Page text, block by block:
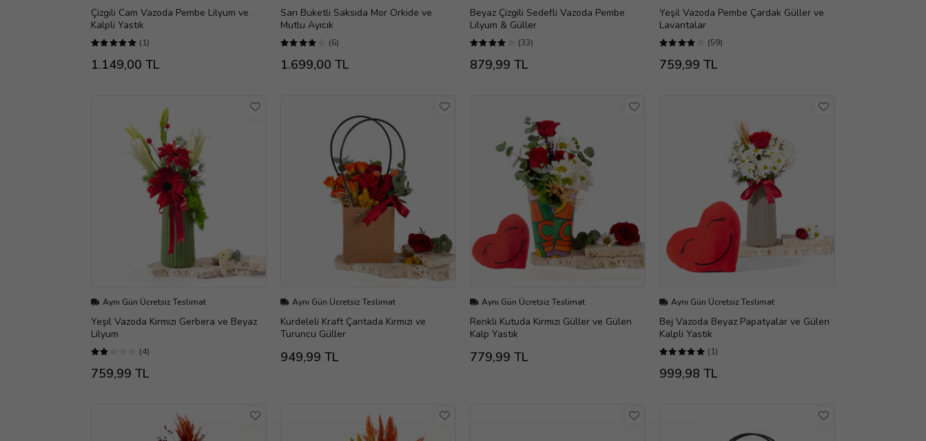
Çizgili Cam Vazoda Pembe Lilyum ve
Kalpli Yastık
(1)
1.149,00 TL
Sarı Buketli Saksıda Mor Orkide ve
Mutlu Ayıcık
(6)
1.699,00 TL
Beyaz Çizgili Sedefli Vazoda Pembe
Lilyum & Güller
(33)
879,99 TL
Yeşil Vazoda Pembe Çardak Güller ve
Lavantalar
(59)
759,99 TL
Aynı Gün Ücretsiz Teslimat
Yeşil Vazoda Kırmızı Gerbera ve Beyaz
Lilyum
(4)
759,99 TL
Aynı Gün Ücretsiz Teslimat
Kurdeleli Kraft Çantada Kırmızı ve
Turuncu Güller
949,99 TL
Aynı Gün Ücretsiz Teslimat
Renkli Kutuda Kırmızı Güller ve Gülen
Kalp Yastık
779,99 TL
Aynı Gün Ücretsiz Teslimat
Bej Vazoda Beyaz Papatyalar ve Gülen
Kalpli Yastık
(1)
999,98 TL